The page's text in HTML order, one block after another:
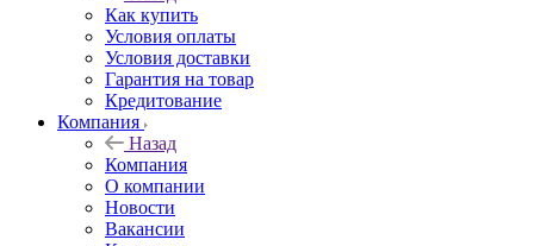
Как купить
Условия оплаты
Условия доставки
Гарантия на товар
Кредитование
Компания
Назад
Компания
О компании
Новости
Вакансии